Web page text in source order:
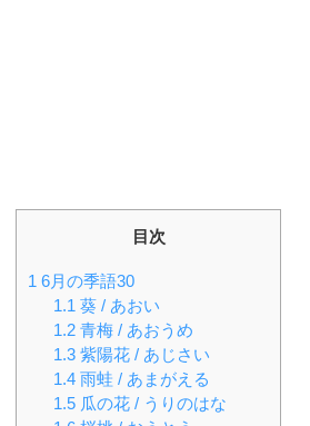
目次
1 6月の季語30
1.1 葵 / あおい
1.2 青梅 / あおうめ
1.3 紫陽花 / あじさい
1.4 雨蛙 / あまがえる
1.5 瓜の花 / うりのはな